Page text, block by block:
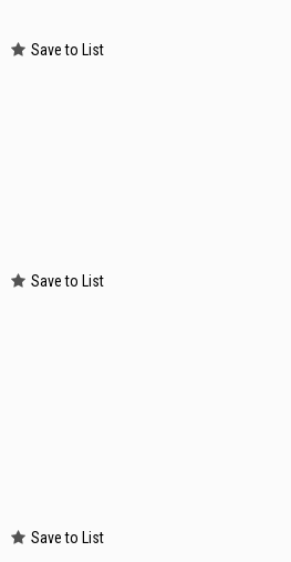
Save to List
Save to List
Save to List